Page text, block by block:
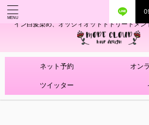
艶ツヤヘアカラー！髪質改善トリートメントや
イン白髪染め、オッジィオットトトリートメン
ネット予約 オン
ツイッター